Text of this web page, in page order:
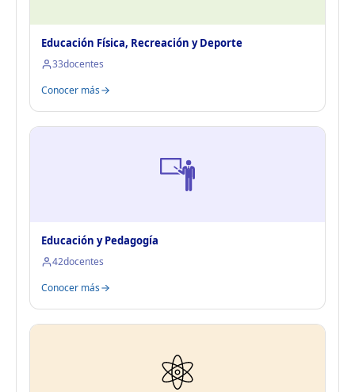
Educación Física, Recreación y Deporte
33docentes
Conocer más
Educación y Pedagogía
42docentes
Conocer más